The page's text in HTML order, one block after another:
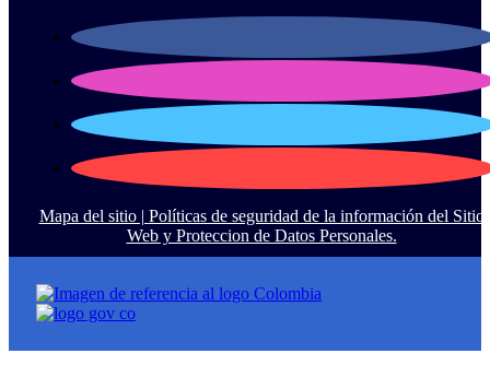
Mapa del sitio | Políticas de seguridad de la información del Sitio
Web y Proteccion de Datos Personales.